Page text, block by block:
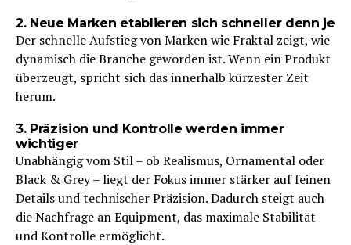
2. Neue Marken etablieren sich schneller denn je
Der schnelle Aufstieg von Marken wie Fraktal zeigt, wie
dynamisch die Branche geworden ist. Wenn ein Produkt
überzeugt, spricht sich das innerhalb kürzester Zeit
herum.
3. Präzision und Kontrolle werden immer
wichtiger
Unabhängig vom Stil – ob Realismus, Ornamental oder
Black & Grey – liegt der Fokus immer stärker auf feinen
Details und technischer Präzision. Dadurch steigt auch
die Nachfrage an Equipment, das maximale Stabilität
und Kontrolle ermöglicht.